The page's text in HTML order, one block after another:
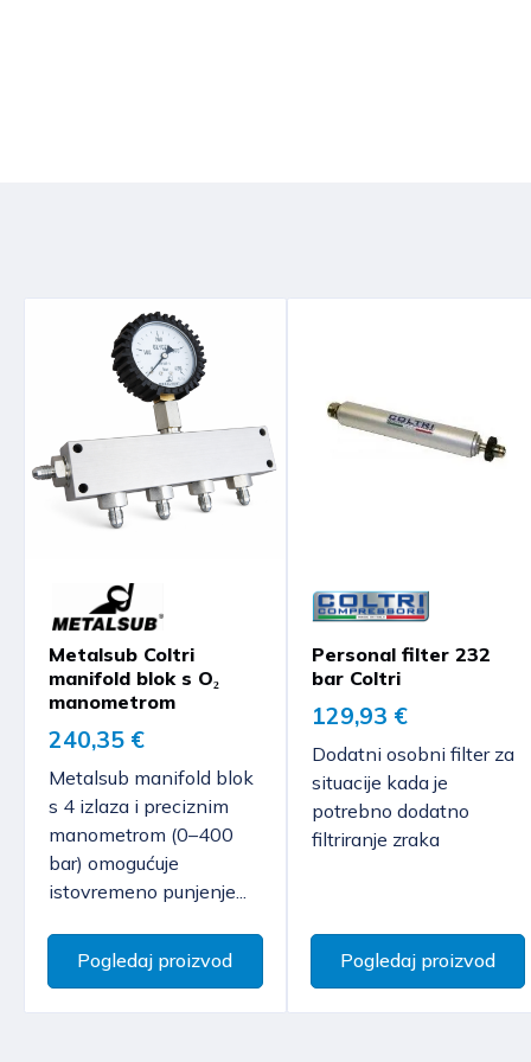
Metalsub Coltri
manifold blok s O₂
manometrom
240,35 €
Metalsub manifold blok
s 4 izlaza i preciznim
manometrom (0–400
bar) omogućuje
istovremeno punjenje...
Pogledaj proizvod
Personal filter 232
bar Coltri
129,93 €
Dodatni osobni filter za
situacije kada je
potrebno dodatno
filtriranje zraka
Pogledaj proizvod